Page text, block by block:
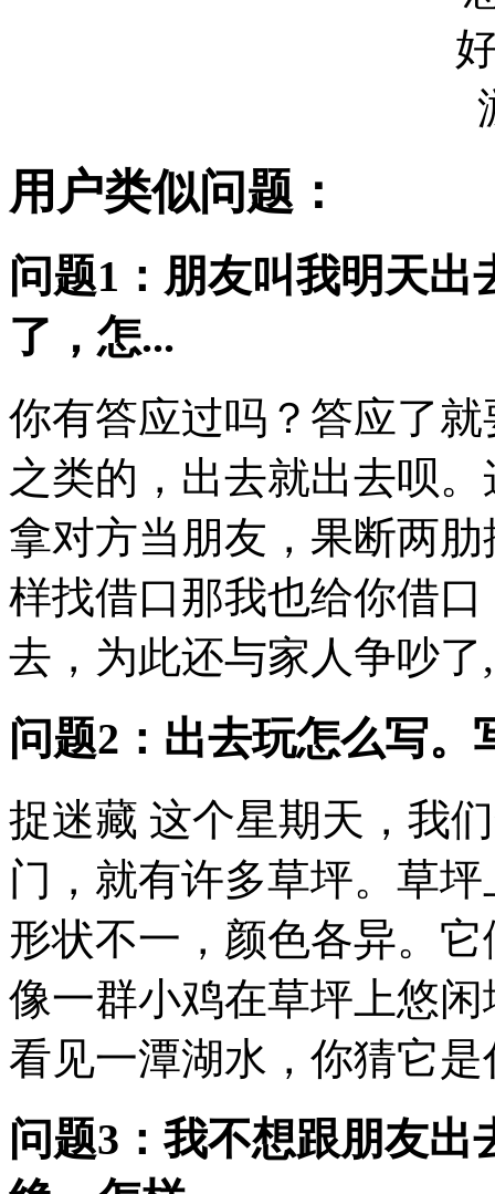
用户类似问题：
问题1：朋友叫我明天
了，怎...
你有答应过吗？答应了
之类的，出去就出去呗
拿对方当朋友，果断两
样找借口那我也给你借
去，为此还与家人争吵
问题2：出去玩怎么写。
捉迷藏 这个星期天，我
门，就有许多草坪。草
形状不一，颜色各异。
像一群小鸡在草坪上悠
看见一潭湖水，你猜它
问题3：我不想跟朋友